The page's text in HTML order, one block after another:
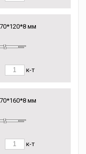
мм
к-т
мм
к-т